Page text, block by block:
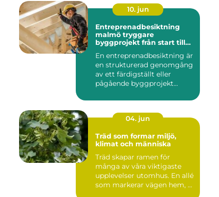
10. jun
Entreprenadbesiktning
malmö tryggare
byggprojekt från start till
En entreprenadbesiktning är
en strukturerad genomgång
av ett färdigställt eller
pågående byggprojekt...
04. jun
Träd som formar miljö,
klimat och människa
Träd skapar ramen för
många av våra viktigaste
upplevelser utomhus. En allé
som markerar vägen hem, ...